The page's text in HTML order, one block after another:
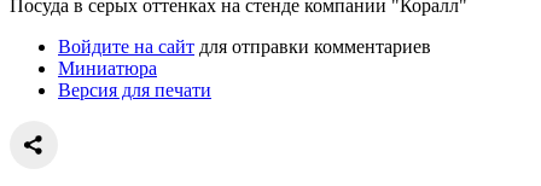
Посуда в серых оттенках на стенде компании "Коралл"
Войдите на сайт для отправки комментариев
Миниатюра
Версия для печати